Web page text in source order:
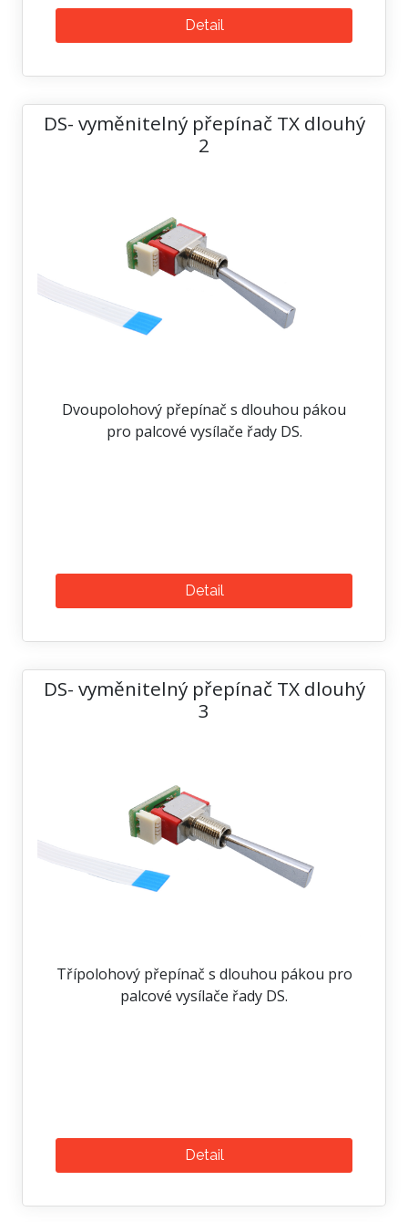
Detail
DS- vyměnitelný přepínač TX dlouhý
2
Dvoupolohový přepínač s dlouhou pákou
pro palcové vysílače řady DS.
Detail
DS- vyměnitelný přepínač TX dlouhý
3
Třípolohový přepínač s dlouhou pákou pro
palcové vysílače řady DS.
Detail